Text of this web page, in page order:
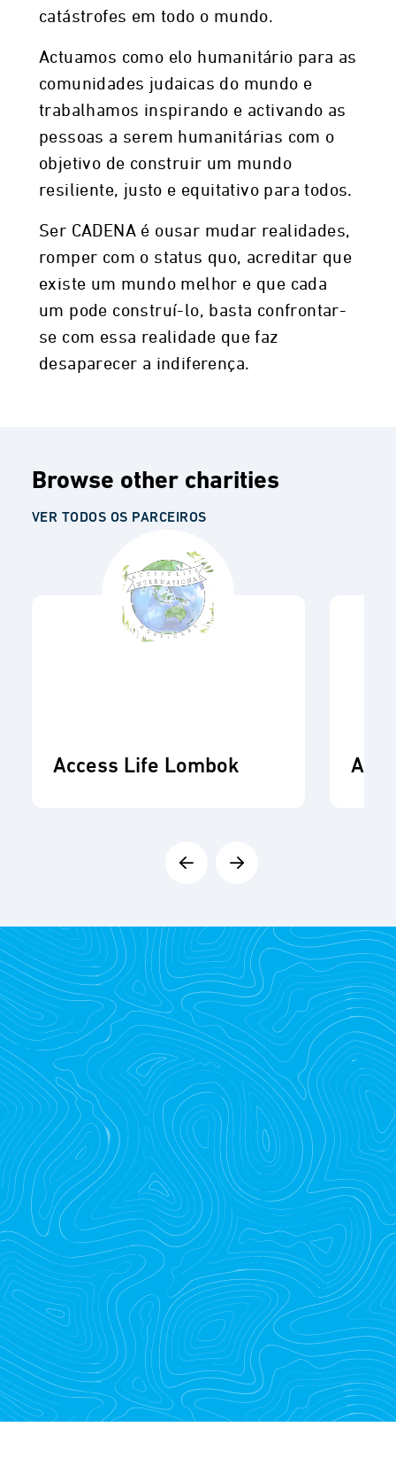
catástrofes em todo o mundo.
Actuamos como elo humanitário para as
comunidades judaicas do mundo e
trabalhamos inspirando e activando as
pessoas a serem humanitárias com o
objetivo de construir um mundo
resiliente, justo e equitativo para todos.
Ser CADENA é ousar mudar realidades,
romper com o status quo, acreditar que
existe um mundo melhor e que cada
um pode construí-lo, basta confrontar-
se com essa realidade que faz
desaparecer a indiferença.
Browse other charities
VER TODOS OS PARCEIROS
Access Life Lombok